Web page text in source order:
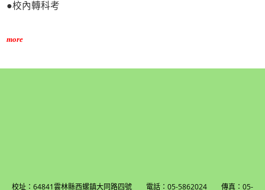
●校內轉科考
more
校址：64841雲林縣西螺鎮大同路四號 電話：05-5862024 傳真：05-